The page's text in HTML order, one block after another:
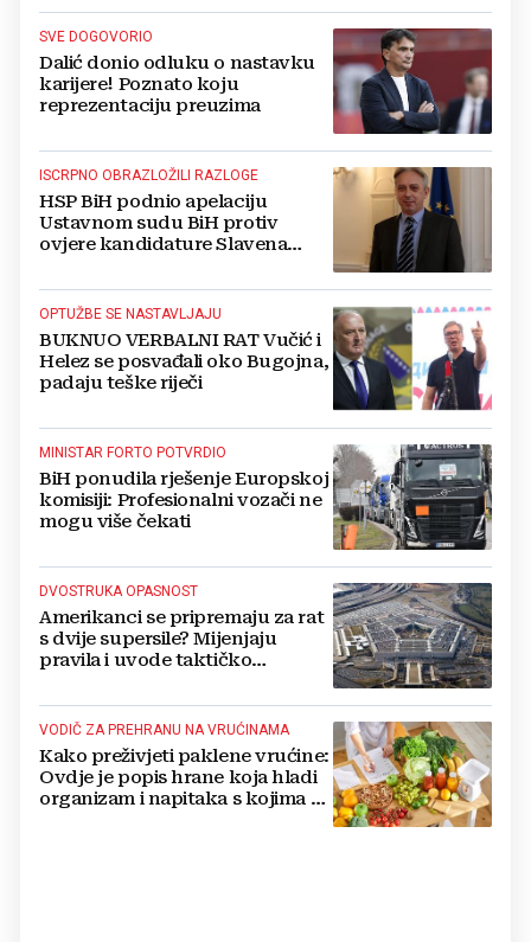
SVE DOGOVORIO
Dalić donio odluku o nastavku
karijere! Poznato koju
reprezentaciju preuzima
ISCRPNO OBRAZLOŽILI RAZLOGE
HSP BiH podnio apelaciju
Ustavnom sudu BiH protiv
ovjere kandidature Slavena
OPTUŽBE SE NASTAVLJAJU
BUKNUO VERBALNI RAT Vučić i
Helez se posvađali oko Bugojna,
padaju teške riječi
MINISTAR FORTO POTVRDIO
BiH ponudila rješenje Europskoj
komisiji: Profesionalni vozači ne
mogu više čekati
DVOSTRUKA OPASNOST
Amerikanci se pripremaju za rat
s dvije supersile? Mijenjaju
pravila i uvode taktičko
VODIČ ZA PREHRANU NA VRUĆINAMA
Kako preživjeti paklene vrućine:
Ovdje je popis hrane koja hladi
organizam i napitaka s kojima si